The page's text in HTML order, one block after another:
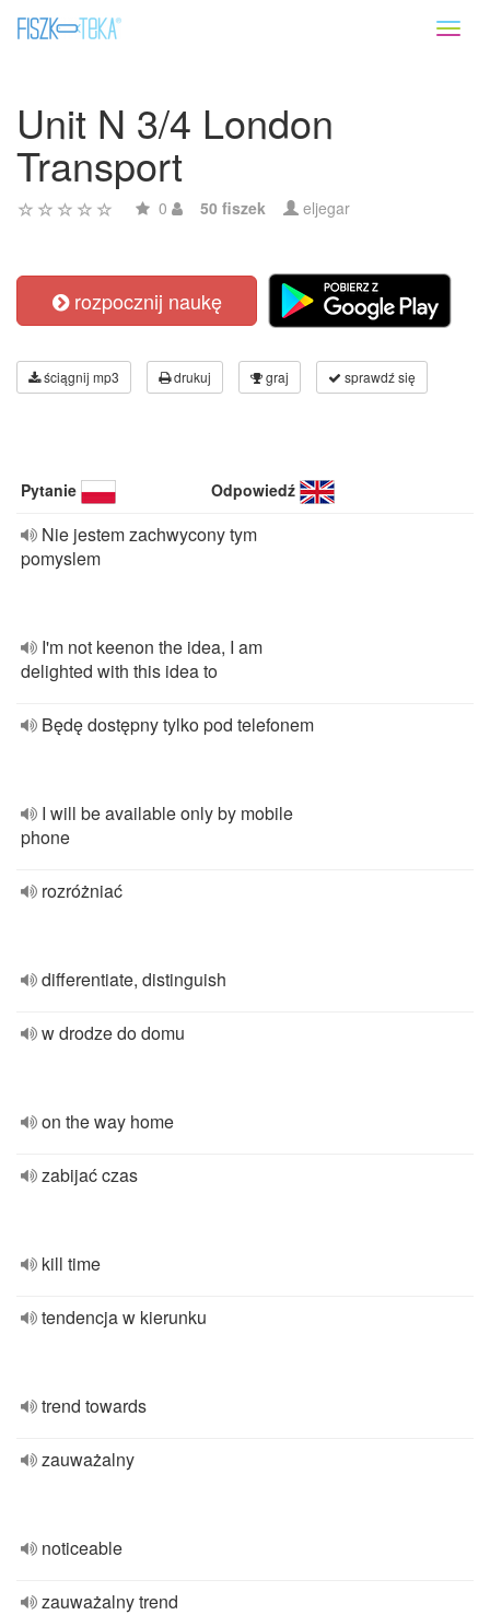
Unit N 3/4 London
Transport
0 50 fiszek eljegar
rozpocznij naukę
ściągnij mp3 drukuj graj sprawdź się
Pytanie Odpowiedź
Nie jestem zachwycony tym
pomyslem
I'm not keenon the idea, I am
delighted with this idea to
Będę dostępny tylko pod telefonem
I will be available only by mobile
phone
rozróżniać
differentiate, distinguish
w drodze do domu
on the way home
zabijać czas
kill time
tendencja w kierunku
trend towards
zauważalny
noticeable
zauważalny trend